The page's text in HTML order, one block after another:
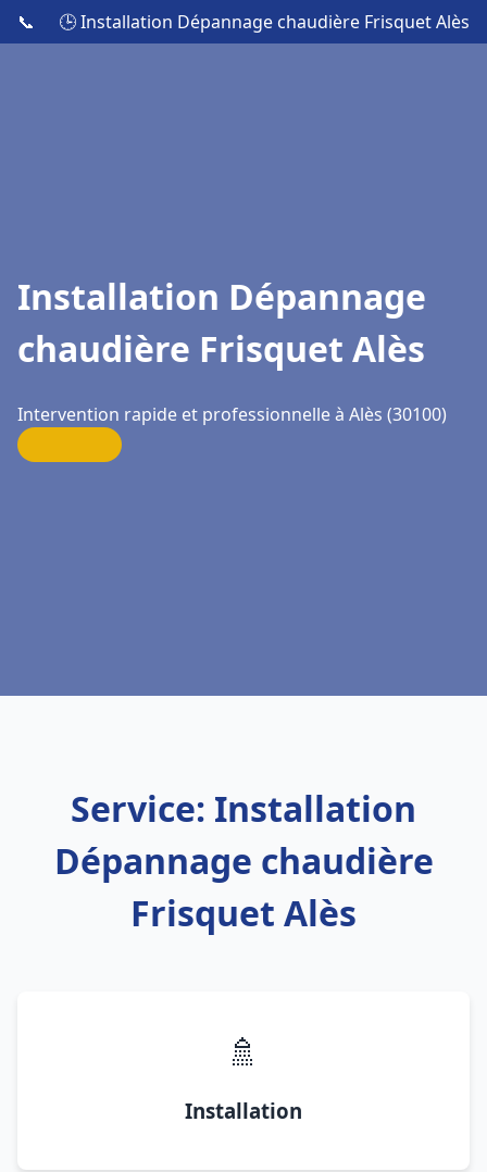
📞 🕒 Installation Dépannage chaudière Frisquet Alès
Installation Dépannage
chaudière Frisquet Alès
Intervention rapide et professionnelle à Alès (30100)
Service: Installation
Dépannage chaudière
Frisquet Alès
🚿
Installation